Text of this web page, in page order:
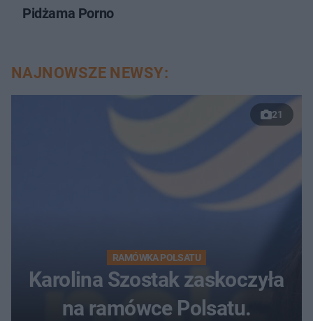
Pidżama Porno
NAJNOWSZE NEWSY:
21
RAMÓWKA POLSATU
Karolina Szostak zaskoczyła
na ramówce Polsatu.